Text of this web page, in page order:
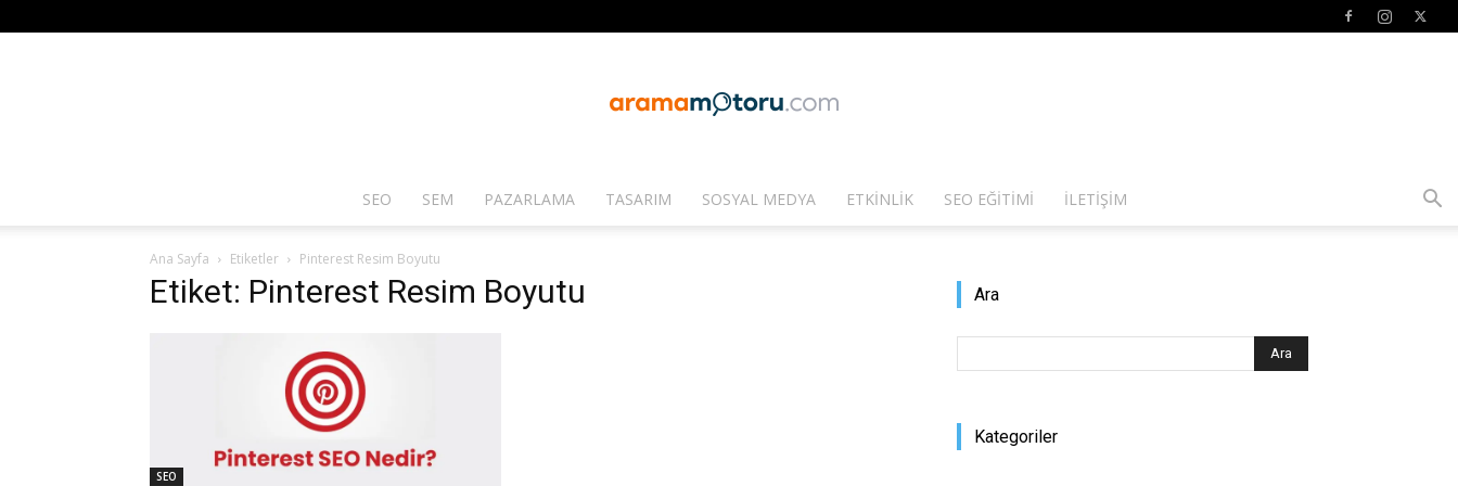
Arama
SEO SEM PAZARLAMA TASARIM SOSYAL MEDYA ETKINLIK SEO EĞITIMI İLETIŞIM
Ana Sayfa Etiketler Pinterest Resim Boyutu
Etiket: Pinterest Resim Boyutu
SEO
Ara
Kategoriler